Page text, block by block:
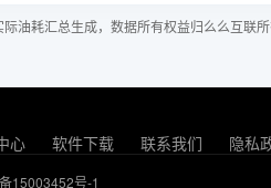
油耗汇总生成，数据所有权益归么么互联
心 软件下载 联系我们 隐私
15003452号-1